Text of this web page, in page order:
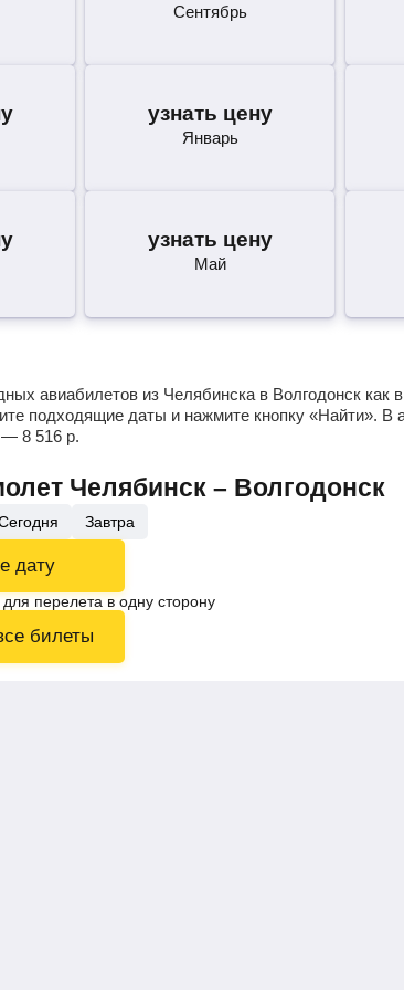
Сентябрь
узнать цену
Январь
узнать цену
Май
авиабилетов из Челябинска в Волгодонск как
подходящие даты и нажмите кнопку «Найти».
— 8 516 р.
Челябинск – Волгодонск
Завтра
дату
перелета в одну сторону
билеты